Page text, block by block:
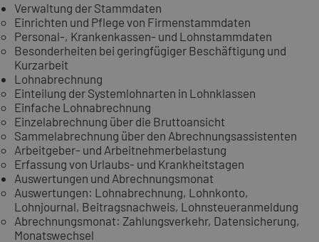
Verwaltung der Stammdaten
Einrichten und Pflege von Firmenstammdaten
Personal-, Krankenkassen- und Lohnstammdaten
Besonderheiten bei geringfügiger Beschäftigung und
Kurzarbeit
Lohnabrechnung
Einteilung der Systemlohnarten in Lohnklassen
Einfache Lohnabrechnung
Einzelabrechnung über die Bruttoansicht
Sammelabrechnung über den Abrechnungsassistenten
Arbeitgeber- und Arbeitnehmerbelastung
Erfassung von Urlaubs- und Krankheitstagen
Auswertungen und Abrechnungsmonat
Auswertungen: Lohnabrechnung, Lohnkonto,
Lohnjournal, Beitragsnachweis, Lohnsteueranmeldung
Abrechnungsmonat: Zahlungsverkehr, Datensicherung,
Monatswechsel